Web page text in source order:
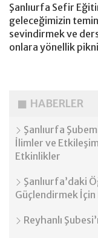
Şanlıurfa Sefir
geleceğimizin
sevindirmek ve
onlara yönellik
HABERLER
Şanlıurfa
İlimler ve
Etkinlikler
Şanlıurfa’daki
Güçlendirmek
Reyhanlı